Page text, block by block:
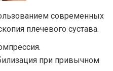
современных
плечевого сустава.
при привычном